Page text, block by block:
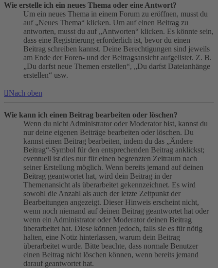
Wie erstelle ich ein neues Thema oder eine Antwort?
Um ein neues Thema in einem Forum zu eröffnen, musst du
auf „Neues Thema“ klicken. Um auf einen Beitrag zu
antworten, musst du auf „Antworten“ klicken. Es könnte sein,
dass eine Registrierung erforderlich ist, bevor du einen
Beitrag schreiben kannst. Deine Berechtigungen sind jeweils
am Ende der Foren- und der Beitragsansicht aufgelistet. Z. B.
„Du darfst neue Themen erstellen“, „Du darfst Dateianhänge
erstellen“ usw.
Nach oben
Wie kann ich einen Beitrag bearbeiten oder löschen?
Wenn du nicht Administrator oder Moderator bist, kannst du
nur deine eigenen Beiträge bearbeiten oder löschen. Du
kannst einen Beitrag bearbeiten, indem du das „Ändere
Beitrag“-Symbol für den entsprechenden Beitrag anklickst;
eventuell ist dies nur für einen begrenzten Zeitraum nach
seiner Erstellung möglich. Wenn bereits jemand auf deinen
Beitrag geantwortet hat, wird dein Beitrag in der
Themenansicht als überarbeitet gekennzeichnet. Es wird
sowohl die Anzahl als auch der letzte Zeitpunkt der
Bearbeitungen angezeigt. Dieser Hinweis erscheint nicht,
wenn noch niemand auf deinen Beitrag geantwortet hat oder
wenn ein Administrator oder Moderator deinen Beitrag
überarbeitet hat. Diese können jedoch, falls sie es für nötig
halten, eine Notiz hinterlassen, warum dein Beitrag
überarbeitet wurde. Bitte beachte, dass normale Benutzer
einen Beitrag nicht löschen können, wenn bereits jemand
darauf geantwortet hat.